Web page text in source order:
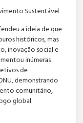
Sustentável
a ideia de que
históricos, mas
inovação social e
inúmeras
de
demonstrando
comunitário,
global.